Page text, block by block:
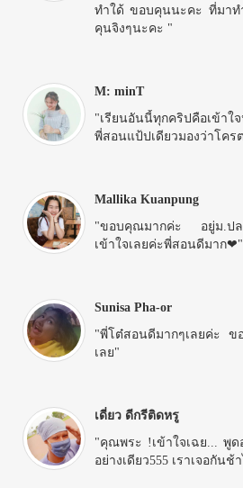
ทำใด้ ขอบคุนนะคะ ที่มาท
คุนจิงๆนะคะ "
M: minT
"เรียนอันนี้ทุกคริปคือเข้าใ
พี่สอนแป้ปเดียวมองว่าโคร
Mallika Kuanpung
"ขอบคุณมากค่ะ อยู่ม.ปล
เข้าใจเลยค่ะพี่สอนดีมาก❤"
Sunisa Pha-or
"พี่โต๋สอนดีมากๆเลยค่ะ ข
เลย"
เดี่ยว ดีกรีติดหรู
"คุณพระ !เข้าใจเฉย... พูด
อย่างเดียว555 เราเจอกันช้